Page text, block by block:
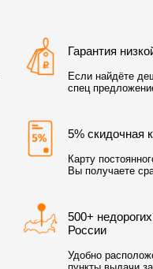
Гарантия
Если найдёте
спец
5% скидочная
Карту
Вы получаете
500+
России
Удобно